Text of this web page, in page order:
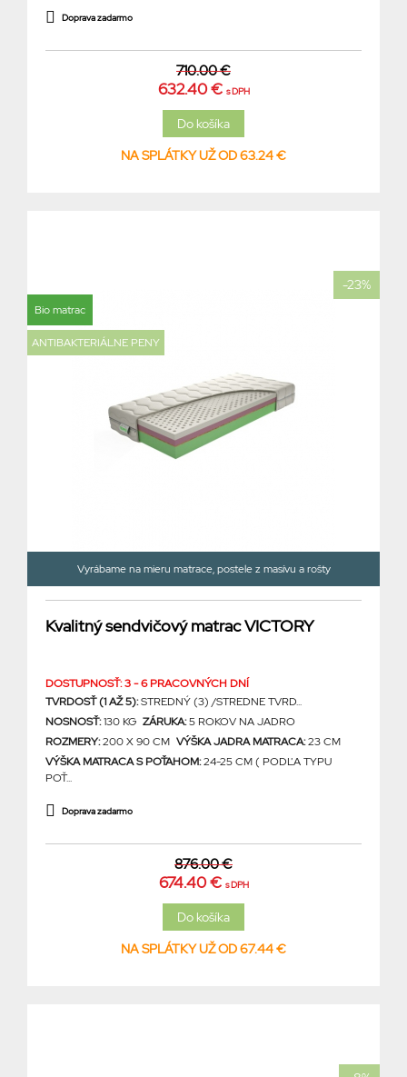
Doprava zadarmo
710.00 €
632.40 € s DPH
NA SPLÁTKY UŽ OD 63.24 €
-23%
Bio matrac
ANTIBAKTERIÁLNE PENY
Vyrábame na mieru matrace, postele z masívu a rošty
Kvalitný sendvičový matrac VICTORY
DOSTUPNOSŤ: 3 - 6 PRACOVNÝCH DNÍ
TVRDOSŤ (1 AŽ 5):STREDNÝ (3) /STREDNE TVRD...
NOSNOSŤ:130 KG ZÁRUKA:5 ROKOV NA JADRO
ROZMERY:200 X 90 CM VÝŠKA JADRA MATRACA:23 CM
VÝŠKA MATRACA S POŤAHOM:24-25 CM ( PODĽA TYPU
POŤ...
Doprava zadarmo
876.00 €
674.40 € s DPH
NA SPLÁTKY UŽ OD 67.44 €